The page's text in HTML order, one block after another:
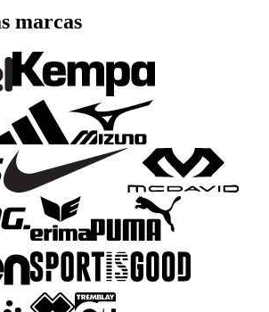
marcas